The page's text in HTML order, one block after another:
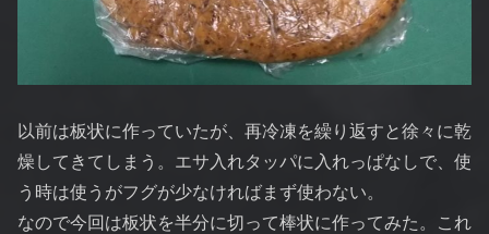
以前は板状に作っていたが、再冷凍を繰り返すと徐々に乾
燥してきてしまう。エサ入れタッパに入れっぱなしで、使
う時は使うがフグが少なければまず使わない。
なので今回は板状を半分に切って棒状に作ってみた。これ